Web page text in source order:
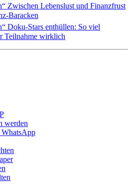
Zwischen Lebenslust und Finanzfrust
Baracken
Doku-Stars enthüllen: So viel
Teilnahme wirklich
werden